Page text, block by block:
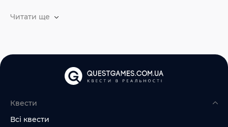
Читати ще
Квести
Всі квести